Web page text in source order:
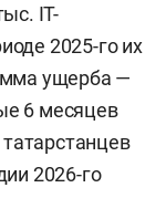
IT-
2025-го их
ущерба —
6 месяцев
2026-го